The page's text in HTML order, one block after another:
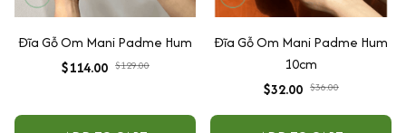
Đĩa Gỗ Om Mani Padme Hum
$114.00 $129.00
Đĩa Gỗ Om Mani Padme Hum
10cm
$32.00 $36.00